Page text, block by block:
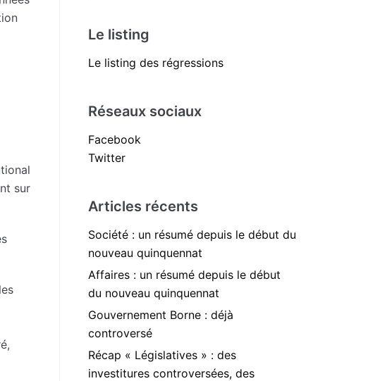
sur
Le listing
Le listing des régressions
Réseaux sociaux
Facebook
Twitter
Articles récents
Société : un résumé depuis le début du
nouveau quinquennat
Affaires : un résumé depuis le début
du nouveau quinquennat
Gouvernement Borne : déjà
controversé
Récap « Législatives » : des
investitures controversées, des